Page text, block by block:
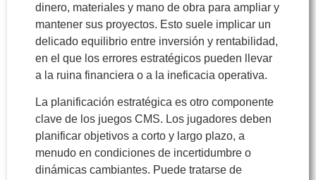
dinero, materiales y mano de obra para ampliar y
mantener sus proyectos. Esto suele implicar un
delicado equilibrio entre inversión y rentabilidad,
en el que los errores estratégicos pueden llevar
a la ruina financiera o a la ineficacia operativa.
La planificación estratégica es otro componente
clave de los juegos CMS. Los jugadores deben
planificar objetivos a corto y largo plazo, a
menudo en condiciones de incertidumbre o
dinámicas cambiantes. Puede tratarse de